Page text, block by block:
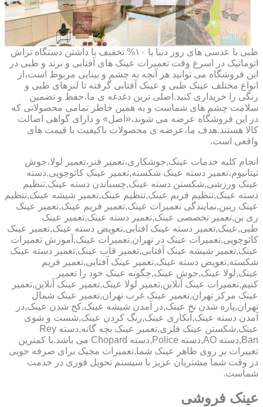
طبی با عدسی های روز دنیا با ۱۰% تخفیف با داشتن دستگاه تراش
اتوماتیک در اسرع وقت تعمیرات عینک های آفتابی و برند و طبی در
این فروشگاه می توانید هر آنچه به چشم و بینایی مربوط است،از
انواع مختلف عینک طبی و عینک آفتابی گرفته تا لنزهای طبی و
رنگی را خریداری کنید.اصلی ترین دغدغه ی ما،حفظ و تضمین
سلامت چشم های شماست و به همین خاطر تمامی محصولاتی که
در این فروشگاه عرضه می شوند،«اصل» و دارای گواهی اصالت
کالا هستند.هدف ما،عرضه ی محصولات باکیفیت با قیمت های
واقعی است.
انجام کلیه خدمات عینک,جوشکاری،تعمیر فنر،تعمیر لولا،جوش
تیتانیوم،تعمیر دسته عینک شکسته,تعمیر عینک کائوچویی,دسته
عینک ورزشی,شکستن دسته عینک,چسباندن دسته عینک,تنظیم
دسته عینک,تنظیم فریم عینک,تنظیم عینک,تعمیر شیشه عینک,تنظیم
عینک ریبن,نمایندگی تعمیرات عینک,تعمیر فریم عینک,تعمیر عینک
ری بن,تعمیر تخصصی عینک,تعمیر دسته عینک,تعمیر عینک
طبی,عینک,تعمیر دسته عینک افتابی,تعویض دسته عینک,تعمیر عینک
کائوچویی,تعمیرات عینک در تهران,تعمیرات عینک,آموزش تعمیرات
عینک,تعمیر شیشه عینک آفتابی,تعمیر قاب عینک,تعمیر دسته عینک
شکسته,تعویض دسته عینک,تعمیر عینک آفتابی,تعمیر فریم
عینک,لولا عینک,جوش عینک,چگونه عینک خود را تعمیر
کنیم,تعمیرات عینک آنلاین,تعمیر لولا عینک,تعمیر عینک آنلاین,تعمیر
عینک مرکز تهران,تعمیر عینک غرب تهران,تعمیر عینک شمال
تهران,پاره شدن نخ عینک,در آمدن شیشه عینک,کج شدن عینک,در
آمدن دسته عینک,آبکاری عینک,رنگ کردن عینک,شست و شوی
عینک,شکستن عینک فلزی,تعمیر عینک بچه گانه,دسته Rey
Ban,دسته AO,دسته Police,دسته Chopard می باشد.با کمترین
تغییرات بر روی ظاهر عینک شما,تعمیرات مجیک برای صرفه جویی
در وقت شما مشتریان عزیز با سیستم تحویل فوری در خدمت
شماست.
عینک فروشی